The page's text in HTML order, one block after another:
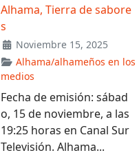
Alhama, Tierra de sabore
s
Noviembre 15, 2025
Alhama/alhameños en los
medios
Fecha de emisión: sábad
o, 15 de noviembre, a las
19:25 horas en Canal Sur
Televisión. Alhama...